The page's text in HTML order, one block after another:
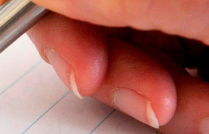
SATZUNG
DIN-NORM 5008